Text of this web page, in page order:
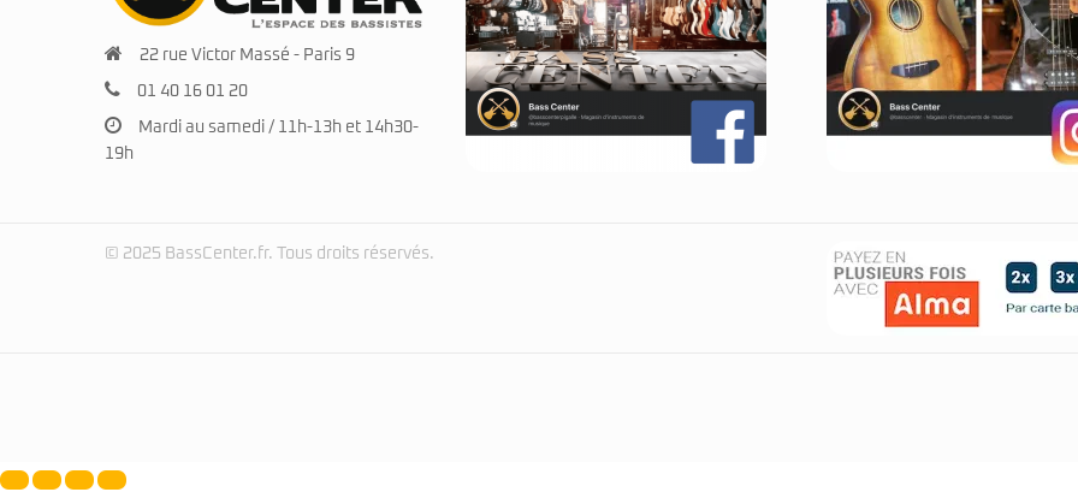
22 rue Victor Massé - Paris 9
01 40 16 01 20
Mardi au samedi / 11h-13h et 14h30-
19h
© 2025 BassCenter.fr. Tous droits réservés.